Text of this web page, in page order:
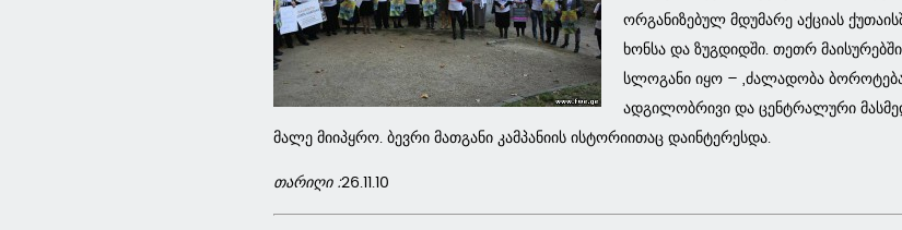
ორგანიზებულ მდუმარე აქციას
ხონსა და ზუგდიდში. თეთრ
სლოგანი იყო – „ძალადობა
ადგილობრივი და ცენტრალური
მალე მიიპყრო. ბევრი მათგანი კამპანიის ისტორიითაც დაინტერესდა.
თარიღი :26.11.10